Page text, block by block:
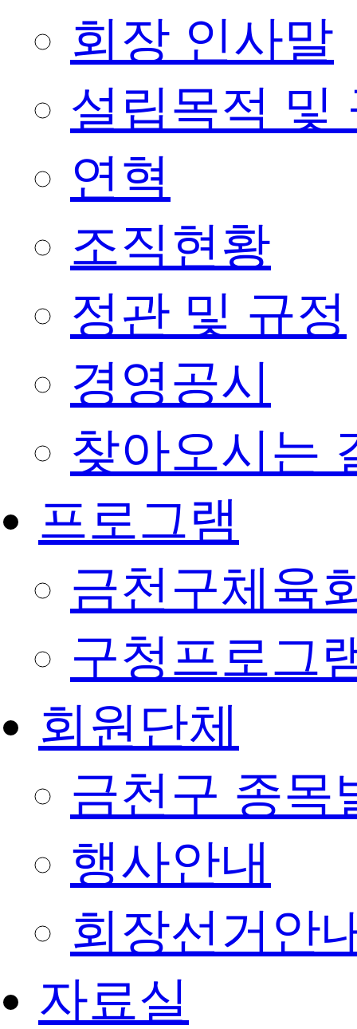
회장 인사말
설립목적 및
연혁
조직현황
정관 및 규정
경영공시
찾아오시는
프로그램
금천구체육
구청프로그
회원단체
금천구 종목
행사안내
회장선거안
자료실